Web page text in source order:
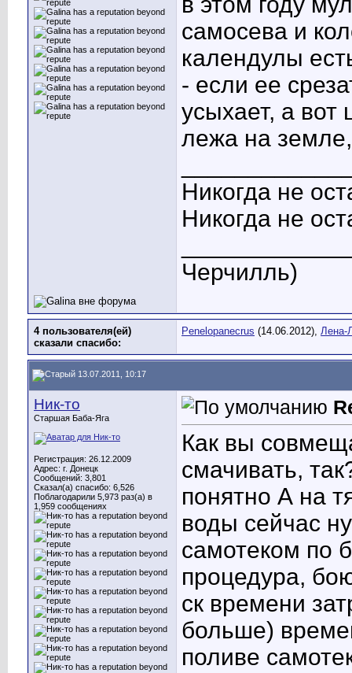
самосева и
календулы
- если ее
усыхает, а вот
лежа на
Никогда не
Никогда не
Черчилль)
4 пользователя(ей)
сказали cпасибо:
Penelopanecrus (14.06.2012), Лена-
13.07.2011, 10:17
Ник-то
Старшая Баба-Яга
Регистрация: 26.12.2009
Адрес: г. Донецк
Сообщений: 3,801
Сказал(а) спасибо: 6,526
Поблагодарили 5,973 раз(а) в
1,959 сообщениях
Как вы
смачивать,
понятно А на
воды сейчас
самотеком по
процедура,
ск времени
больше)
поливе